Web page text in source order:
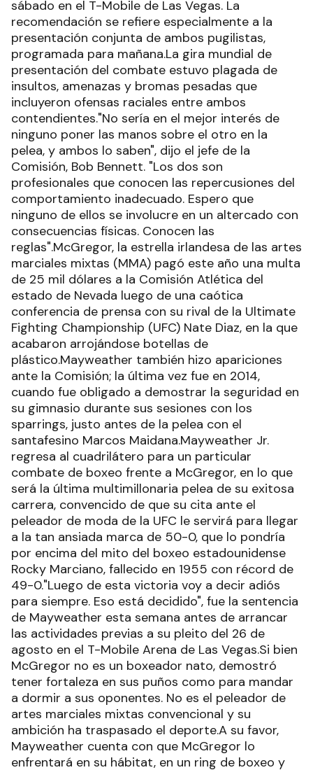
sábado en el T-Mobile de Las Vegas. La
recomendación se refiere especialmente a la
presentación conjunta de ambos pugilistas,
programada para mañana.La gira mundial de
presentación del combate estuvo plagada de
insultos, amenazas y bromas pesadas que
incluyeron ofensas raciales entre ambos
contendientes."No sería en el mejor interés de
ninguno poner las manos sobre el otro en la
pelea, y ambos lo saben", dijo el jefe de la
Comisión, Bob Bennett. "Los dos son
profesionales que conocen las repercusiones del
comportamiento inadecuado. Espero que
ninguno de ellos se involucre en un altercado con
consecuencias físicas. Conocen las
reglas".McGregor, la estrella irlandesa de las artes
marciales mixtas (MMA) pagó este año una multa
de 25 mil dólares a la Comisión Atlética del
estado de Nevada luego de una caótica
conferencia de prensa con su rival de la Ultimate
Fighting Championship (UFC) Nate Diaz, en la que
acabaron arrojándose botellas de
plástico.Mayweather también hizo apariciones
ante la Comisión; la última vez fue en 2014,
cuando fue obligado a demostrar la seguridad en
su gimnasio durante sus sesiones con los
sparrings, justo antes de la pelea con el
santafesino Marcos Maidana.Mayweather Jr.
regresa al cuadrilátero para un particular
combate de boxeo frente a McGregor, en lo que
será la última multimillonaria pelea de su exitosa
carrera, convencido de que su cita ante el
peleador de moda de la UFC le servirá para llegar
a la tan ansiada marca de 50-0, que lo pondría
por encima del mito del boxeo estadounidense
Rocky Marciano, fallecido en 1955 con récord de
49-0."Luego de esta victoria voy a decir adiós
para siempre. Eso está decidido", fue la sentencia
de Mayweather esta semana antes de arrancar
las actividades previas a su pleito del 26 de
agosto en el T-Mobile Arena de Las Vegas.Si bien
McGregor no es un boxeador nato, demostró
tener fortaleza en sus puños como para mandar
a dormir a sus oponentes. No es el peleador de
artes marciales mixtas convencional y su
ambición ha traspasado el deporte.A su favor,
Mayweather cuenta con que McGregor lo
enfrentará en su hábitat, en un ring de boxeo y